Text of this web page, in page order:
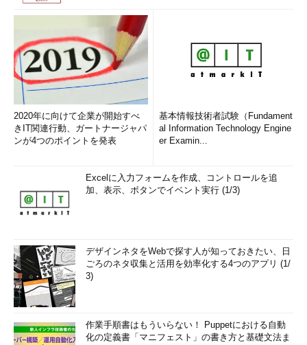
2020年に向けて企業が開始すべ
きIT関連行動、ガートナージャパ
ンが4つのポイントを発表
基本情報技術者試験（Fundament
al Information Technology Engine
er Examin...
Excelに入力フォームを作成、コントロールを追
加、表示、ボタンでイベント実行 (1/3)
デザインネタをWebで探す人が知っておきたい、日
ごろのネタ収集と活用を効率化する4つのアプリ (1/
3)
作業手順書はもういらない！ Puppetにおける自動
化の定義書「マニフェスト」の書き方と基礎文法ま